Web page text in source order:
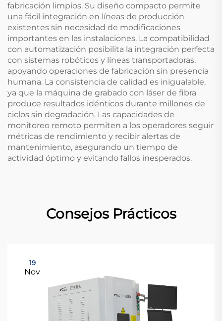
fabricación limpios. Su diseño compacto permite
una fácil integración en líneas de producción
existentes sin necesidad de modificaciones
importantes en las instalaciones. La compatibilidad
con automatización posibilita la integración perfecta
con sistemas robóticos y líneas transportadoras,
apoyando operaciones de fabricación sin presencia
humana. La consistencia de calidad es inigualable,
ya que la máquina de grabado con láser de fibra
produce resultados idénticos durante millones de
ciclos sin degradación. Las capacidades de
monitoreo remoto permiten a los operadores seguir
métricas de rendimiento y recibir alertas de
mantenimiento, asegurando un tiempo de
actividad óptimo y evitando fallos inesperados.
Consejos Prácticos
19
Nov